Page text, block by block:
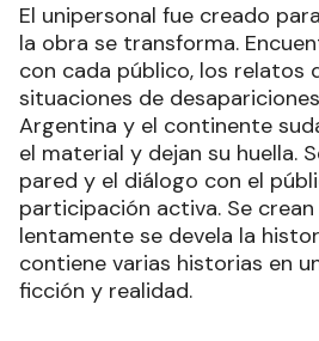
El unipersonal fue creado
la obra se transforma.
con cada público, los relatos
situaciones de
Argentina y el continente
el material y dejan su huella.
pared y el diálogo con el
participación activa. Se
lentamente se devela la
contiene varias historias en
ficción y realidad.